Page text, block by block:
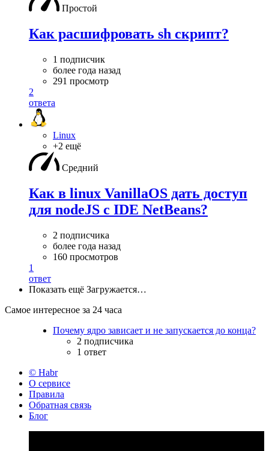
Простой
Как расшифровать sh скрипт?
1 подписчик
более года назад
291 просмотр
2
ответа
Linux
+2 ещё
Средний
Как в linux VanillaOS дать доступ
для nodeJS с IDE NetBeans?
2 подписчика
более года назад
160 просмотров
1
ответ
Показать ещё Загружается…
Самое интересное за 24 часа
Почему ядро зависает и не запускается до конца?
2 подписчика
1 ответ
© Habr
О сервисе
Правила
Обратная связь
Блог